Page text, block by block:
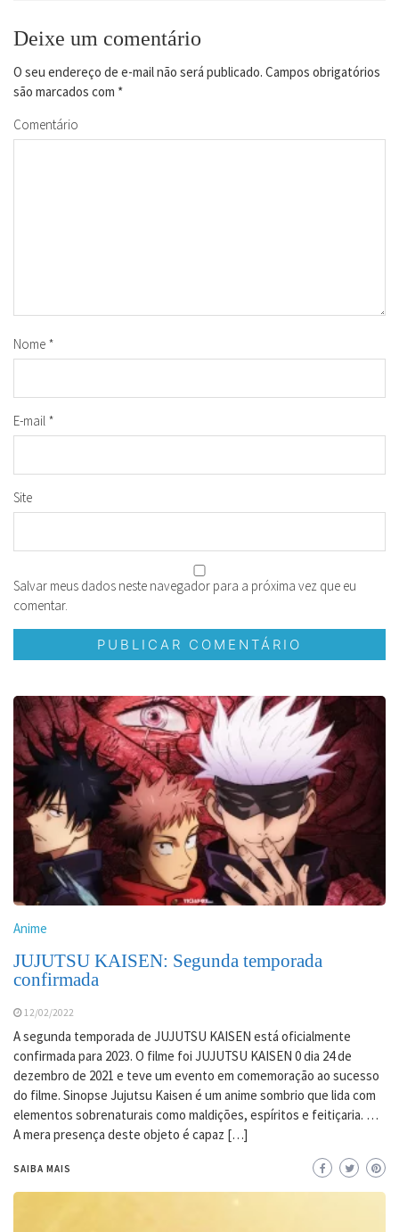
Deixe um comentário
O seu endereço de e-mail não será publicado. Campos obrigatórios
são marcados com *
Comentário
Nome *
E-mail *
Site
Salvar meus dados neste navegador para a próxima vez que eu
comentar.
Anime
JUJUTSU KAISEN: Segunda temporada
confirmada
12/02/2022
A segunda temporada de JUJUTSU KAISEN está oficialmente
confirmada para 2023. O filme foi JUJUTSU KAISEN 0 dia 24 de
dezembro de 2021 e teve um evento em comemoração ao sucesso
do filme. Sinopse Jujutsu Kaisen é um anime sombrio que lida com
elementos sobrenaturais como maldições, espíritos e feitiçaria. …
A mera presença deste objeto é capaz […]
SAIBA MAIS